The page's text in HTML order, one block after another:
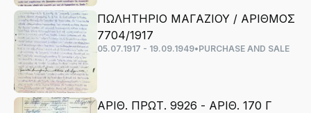
ΠΩΛΗΤΗΡΙΟ ΜΑΓΑΖΙΟΥ / ΑΡΙΘΜΟΣ
7704/1917
05.07.1917 - 19.09.1949•PURCHASE AND SALE
ΑΡΙΘ. ΠΡΩΤ. 9926 - ΑΡΙΘ. 170 Γ